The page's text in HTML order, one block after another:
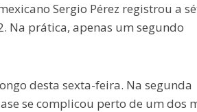
Sergio Pérez registrou a
Na prática, apenas um segundo
desta sexta-feira. Na segunda
se complicou perto de um dos